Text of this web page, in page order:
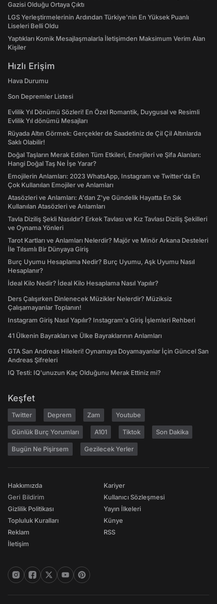
Gazisi Olduğu Ortaya Çıktı
LGS Yerleştirmelerinin Ardından Türkiye'nin En Yüksek Puanlı
Liseleri Belli Oldu
Yaptıkları Komik Mesajlaşmalarla İletişimden Maksimum Verim Alan
Kişiler
Hızlı Erişim
Hava Durumu
Son Depremler Listesi
Evlilik Yıl Dönümü Sözleri! En Özel Romantik, Duygusal ve Resimli
Evlilik Yıl dönümü Mesajları
Rüyada Altın Görmek: Gerçekler de Saadetiniz de Çil Çil Altınlarda
Saklı Olabilir!
Doğal Taşların Merak Edilen Tüm Etkileri, Enerjileri ve Şifa Alanları:
Hangi Doğal Taş Ne İşe Yarar?
Emojilerin Anlamları: 2023 WhatsApp, Instagram ve Twitter'da En
Çok Kullanılan Emojiler ve Anlamları
Atasözleri ve Anlamları: A'dan Z'ye Gündelik Hayatta En Sık
Kullanılan Atasözleri ve Anlamları
Tavla Diziliş Şekli Nasıldır? Erkek Tavlası ve Kız Tavlası Diziliş Şekilleri
ve Oynama Yönleri
Tarot Kartları ve Anlamları Nelerdir? Majör ve Minör Arkana Desteleri
İle Tılsımlı Bir Dünyaya Giriş
Burç Uyumu Hesaplama Nedir? Burç Uyumu, Aşk Uyumu Nasıl
Hesaplanır?
İdeal Kilo Nedir? İdeal Kilo Hesaplama Nasıl Yapılır?
Ders Çalışırken Dinlenecek Müzikler Nelerdir? Müziksiz
Çalışamayanlar Toplanın!
Instagram Giriş Nasıl Yapılır? Instagram'a Giriş İşlemleri Rehberi
41 Ülkenin Bayrakları ve Ülke Bayraklarının Anlamları
GTA San Andreas Hileleri! Oynamaya Doyamayanlar İçin Güncel San
Andreas Şifreleri
IQ Testi: IQ'unuzun Kaç Olduğunu Merak Ettiniz mi?
Keşfet
Twitter Deprem Zam Youtube
Günlük Burç Yorumları A101 Tiktok Son Dakika
Bugün Ne Pişirsem Gezilecek Yerler
Hakkımızda
Geri Bildirim
Gizlilik Politikası
Topluluk Kuralları
Reklam
İletişim
Kariyer
Kullanıcı Sözleşmesi
Yayın İlkeleri
Künye
RSS